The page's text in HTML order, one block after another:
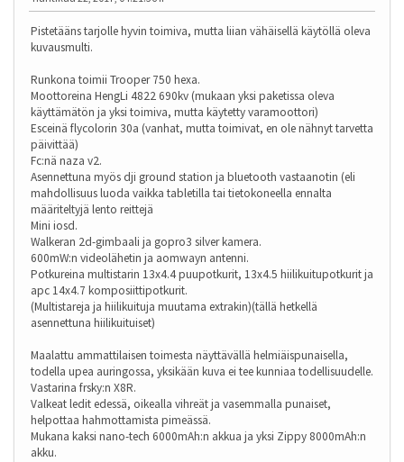
Pistetääns tarjolle hyvin toimiva, mutta liian vähäisellä käytöllä oleva
kuvausmulti.
Runkona toimii Trooper 750 hexa.
Moottoreina HengLi 4822 690kv (mukaan yksi paketissa oleva
käyttämätön ja yksi toimiva, mutta käytetty varamoottori)
Esceinä flycolorin 30a (vanhat, mutta toimivat, en ole nähnyt tarvetta
päivittää)
Fc:nä naza v2.
Asennettuna myös dji ground station ja bluetooth vastaanotin (eli
mahdollisuus luoda vaikka tabletilla tai tietokoneella ennalta
määriteltyjä lento reittejä
Mini iosd.
Walkeran 2d-gimbaali ja gopro3 silver kamera.
600mW:n videolähetin ja aomwayn antenni.
Potkureina multistarin 13x4.4 puupotkurit, 13x4.5 hiilikuitupotkurit ja
apc 14x4.7 komposiittipotkurit.
(Multistareja ja hiilikuituja muutama extrakin)(tällä hetkellä
asennettuna hiilikuituiset)
Maalattu ammattilaisen toimesta näyttävällä helmiäispunaisella,
todella upea auringossa, yksikään kuva ei tee kunniaa todellisuudelle.
Vastarina frsky:n X8R.
Valkeat ledit edessä, oikealla vihreät ja vasemmalla punaiset,
helpottaa hahmottamista pimeässä.
Mukana kaksi nano-tech 6000mAh:n akkua ja yksi Zippy 8000mAh:n
akku.